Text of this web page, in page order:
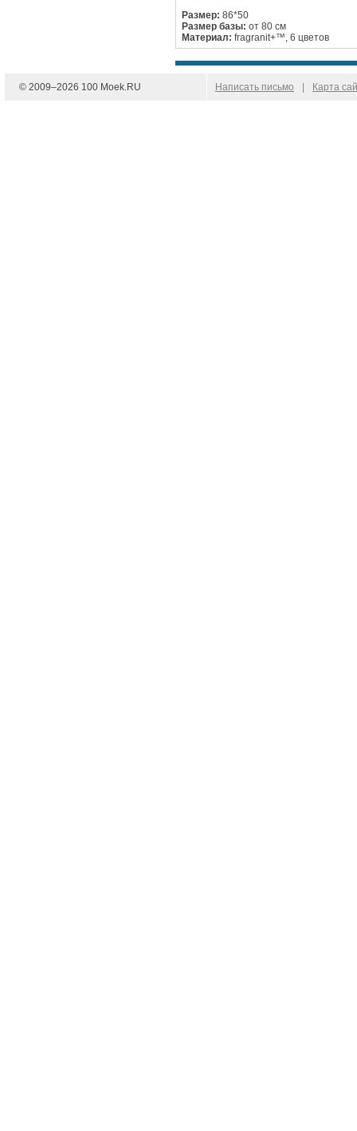
Размер: 86*50
Размер базы: от 80 см
Материал: fragranit+™, 6 цветов
© 2009–2026 100 Moek.RU Написать письмо | Карта